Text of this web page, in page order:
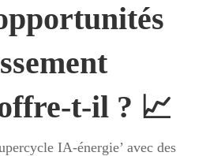
t-il ? 📈
IA-énergie’ avec des